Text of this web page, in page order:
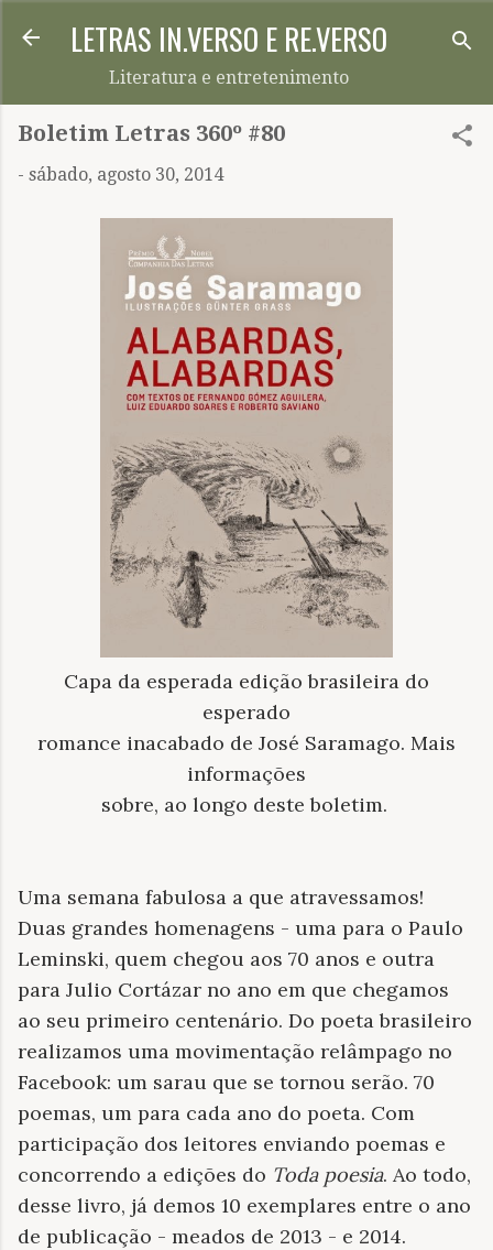
Pular para o conteúdo principal
LETRAS IN.VERSO E RE.VERSO
Literatura e entretenimento
Boletim Letras 360º #80
- sábado, agosto 30, 2014
Capa da esperada edição brasileira do
esperado
romance inacabado de José Saramago. Mais
informações
sobre, ao longo deste boletim.
Uma semana fabulosa a que atravessamos!
Duas grandes homenagens - uma para o Paulo
Leminski, quem chegou aos 70 anos e outra
para Julio Cortázar no ano em que chegamos
ao seu primeiro centenário. Do poeta brasileiro
realizamos uma movimentação relâmpago no
Facebook: um sarau que se tornou serão. 70
poemas, um para cada ano do poeta. Com
participação dos leitores enviando poemas e
concorrendo a edições do Toda poesia. Ao todo,
desse livro, já demos 10 exemplares entre o ano
de publicação - meados de 2013 - e 2014.